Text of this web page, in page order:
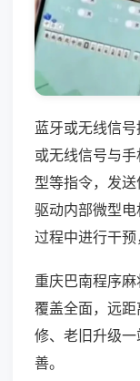
蓝牙或无线信
或无线信号与
型等指令，发
驱动内部微型
过程中进行干预
重庆巴南程序
覆盖全面，远
修、老旧升级
善。